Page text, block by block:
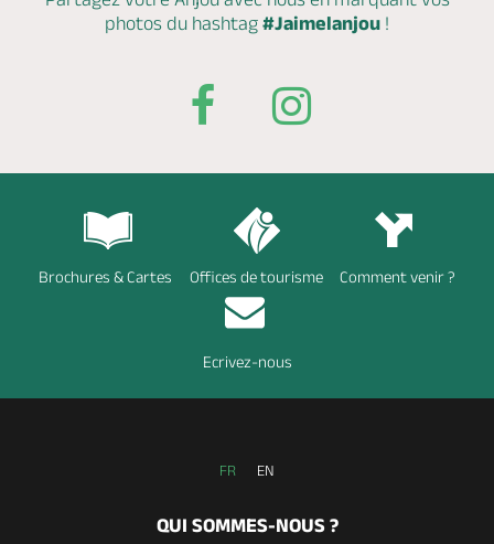
photos du hashtag #Jaimelanjou !
Brochures & Cartes Offices de tourisme Comment venir ?
Ecrivez-nous
FR EN
QUI SOMMES-NOUS ?